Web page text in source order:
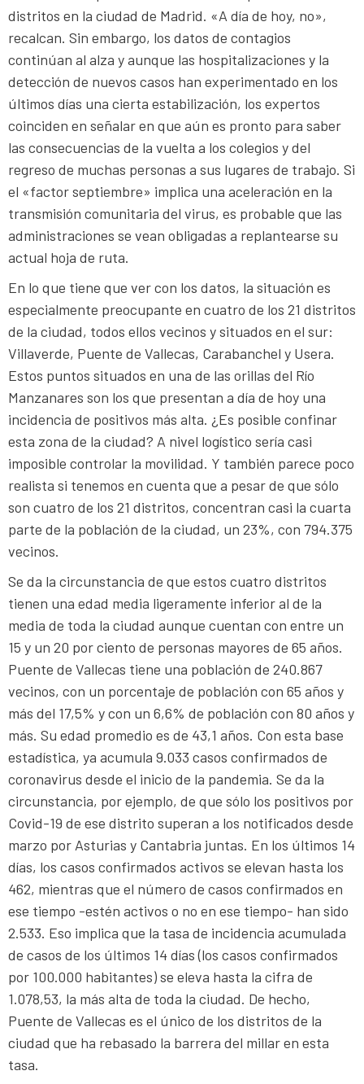
distritos en la ciudad de Madrid. «A día de hoy, no»,
recalcan. Sin embargo, los datos de contagios
continúan al alza y aunque las hospitalizaciones y la
detección de nuevos casos han experimentado en los
últimos días una cierta estabilización, los expertos
coinciden en señalar en que aún es pronto para saber
las consecuencias de la vuelta a los colegios y del
regreso de muchas personas a sus lugares de trabajo. Si
el «factor septiembre» implica una aceleración en la
transmisión comunitaria del virus, es probable que las
administraciones se vean obligadas a replantearse su
actual hoja de ruta.
En lo que tiene que ver con los datos, la situación es
especialmente preocupante en cuatro de los 21 distritos
de la ciudad, todos ellos vecinos y situados en el sur:
Villaverde, Puente de Vallecas, Carabanchel y Usera.
Estos puntos situados en una de las orillas del Río
Manzanares son los que presentan a día de hoy una
incidencia de positivos más alta. ¿Es posible confinar
esta zona de la ciudad? A nivel logístico sería casi
imposible controlar la movilidad. Y también parece poco
realista si tenemos en cuenta que a pesar de que sólo
son cuatro de los 21 distritos, concentran casi la cuarta
parte de la población de la ciudad, un 23%, con 794.375
vecinos.
Se da la circunstancia de que estos cuatro distritos
tienen una edad media ligeramente inferior al de la
media de toda la ciudad aunque cuentan con entre un
15 y un 20 por ciento de personas mayores de 65 años.
Puente de Vallecas tiene una población de 240.867
vecinos, con un porcentaje de población con 65 años y
más del 17,5% y con un 6,6% de población con 80 años y
más. Su edad promedio es de 43,1 años. Con esta base
estadística, ya acumula 9.033 casos confirmados de
coronavirus desde el inicio de la pandemia. Se da la
circunstancia, por ejemplo, de que sólo los positivos por
Covid-19 de ese distrito superan a los notificados desde
marzo por Asturias y Cantabria juntas. En los últimos 14
días, los casos confirmados activos se elevan hasta los
462, mientras que el número de casos confirmados en
ese tiempo -estén activos o no en ese tiempo- han sido
2.533. Eso implica que la tasa de incidencia acumulada
de casos de los últimos 14 días (los casos confirmados
por 100.000 habitantes) se eleva hasta la cifra de
1.078,53, la más alta de toda la ciudad. De hecho,
Puente de Vallecas es el único de los distritos de la
ciudad que ha rebasado la barrera del millar en esta
tasa.